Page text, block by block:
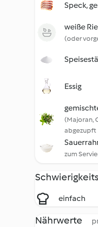
Speck,
weiße
(oder
Essig
(Majoran,
abgezupft
zum
einfach
Nährwerte